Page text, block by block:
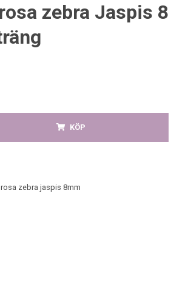
zebra Jaspis 8
KÖP
zebra jaspis 8mm